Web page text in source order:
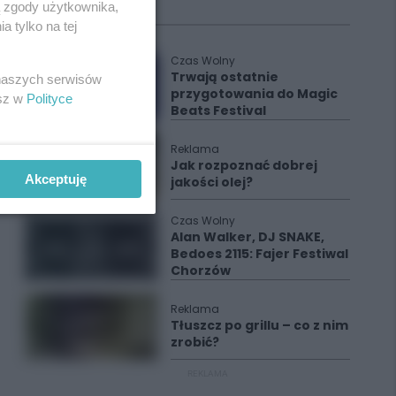
Polecane
Czas Wolny
Trwają ostatnie
przygotowania do Magic
Beats Festival
Reklama
Jak rozpoznać dobrej
jakości olej?
Czas Wolny
Alan Walker, DJ SNAKE,
Bedoes 2115: Fajer Festiwal
Chorzów
Reklama
Tłuszcz po grillu – co z nim
zrobić?
użytkownika,
tylko na tej
serwisów
w Polityce
Akceptuję